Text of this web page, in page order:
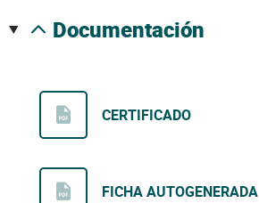
documentación
CERTIFICADO
FICHA AUTOGENERADA